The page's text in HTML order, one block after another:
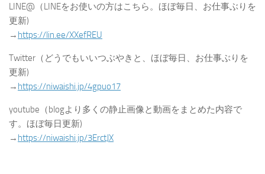
LINE@（LINEをお使いの方はこちら。ほぼ毎日、お仕事ぶりを
更新)
→ https://lin.ee/XXefREU
Twitter（どうでもいいつぶやきと、ほぼ毎日、お仕事ぶりを
更新)
→ https://niwaishi.jp/4gpuo17
youtube（blogより多くの静止画像と動画をまとめた内容で
す。ほぼ毎日更新)
→ https://niwaishi.jp/3ErctJX